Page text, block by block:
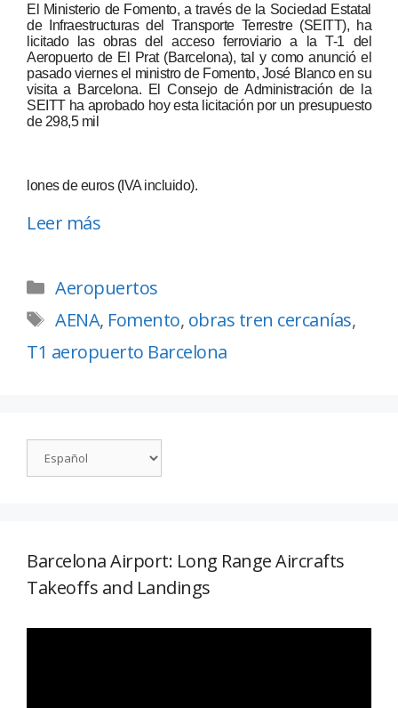
El Ministerio de Fomento, a través de la Sociedad Estatal
de Infraestructuras del Transporte Terrestre (SEITT), ha
licitado las obras del acceso ferroviario a la T-1 del
Aeropuerto de El Prat (Barcelona), tal y como anunció el
pasado viernes el ministro de Fomento, José Blanco en su
visita a Barcelona. El Consejo de Administración de la
SEITT ha aprobado hoy esta licitación por un presupuesto
de 298,5 mil
lones de euros (IVA incluido).
Leer más
Aeropuertos
AENA, Fomento, obras tren cercanías,
T1 aeropuerto Barcelona
Barcelona Airport: Long Range Aircrafts
Takeoffs and Landings